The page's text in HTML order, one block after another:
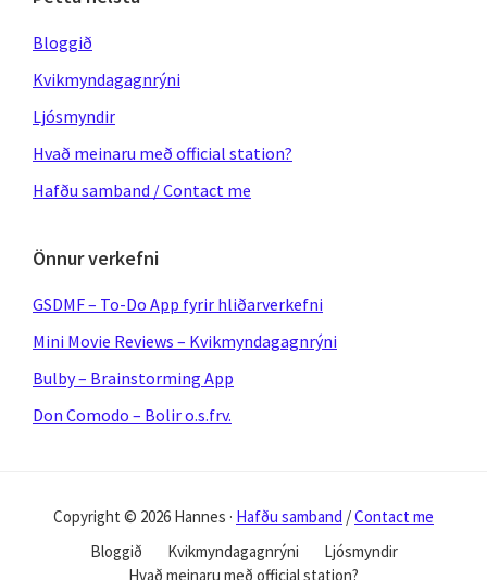
Bloggið
Kvikmyndagagnrýni
Ljósmyndir
Hvað meinaru með official station?
Hafðu samband / Contact me
Önnur verkefni
GSDMF – To-Do App fyrir hliðarverkefni
Mini Movie Reviews – Kvikmyndagagnrýni
Bulby – Brainstorming App
Don Comodo – Bolir o.s.frv.
Copyright © 2026 Hannes · Hafðu samband /Contact me
Bloggið
Kvikmyndagagnrýni
Ljósmyndir
Hvað meinaru með official station?